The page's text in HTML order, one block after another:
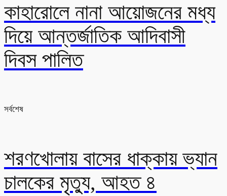
কাহারোলে নানা আয়োজনের মধ্য
দিয়ে আন্তর্জাতিক আদিবাসী
দিবস পালিত
সর্বশেষ
শরণখোলায় বাসের ধাক্কায় ভ্যান
চালকের মৃত্যু, আহত ৪